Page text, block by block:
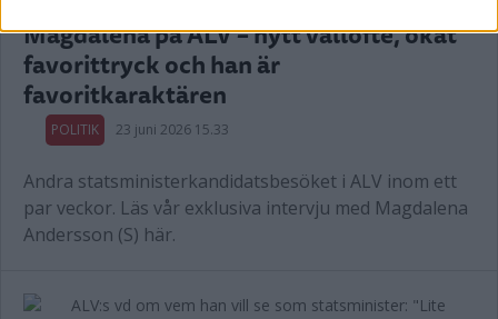
Magdalena på ALV – nytt vallöfte, ökat
favorittryck och han är
favoritkaraktären
POLITIK 23 juni 2026 15.33
Andra statsministerkandidatsbesöket i ALV inom ett
par veckor. Läs vår exklusiva intervju med Magdalena
Andersson (S) här.